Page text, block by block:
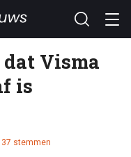
Visma
is
37 stemmen